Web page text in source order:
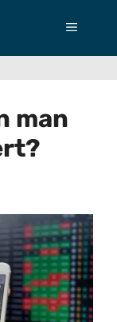
Menü
man